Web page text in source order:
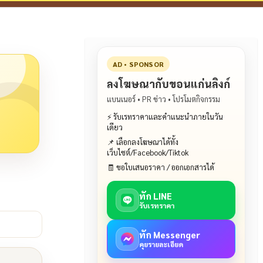
AD • SPONSOR
ลงโฆษณากับขอนแก่นลิงก์
แบนเนอร์ • PR ข่าว • โปรโมตกิจกรรม
⚡ รับเรทราคาและคำแนะนำภายในวัน
เดียว
📌 เลือกลงโฆษณาได้ทั้ง
เว็บไซต์/Facebook/Tiktok
🧾 ขอใบเสนอราคา / ออกเอกสารได้
ทัก LINE
รับเรทราคา
ทัก Messenger
คุยรายละเอียด